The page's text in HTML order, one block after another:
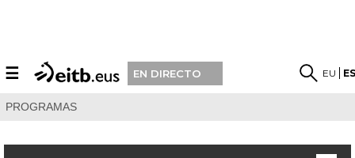
☰ EN DIRECTO EU
PROGRAMAS